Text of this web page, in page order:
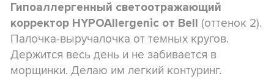
Гипоаллергенный светоотражающий
корректор HYPOAllergenic от Bell (оттенок 2).
Палочка-выручалочка от темных кругов.
Держится весь день и не забивается в
морщинки. Делаю им легкий контуринг.